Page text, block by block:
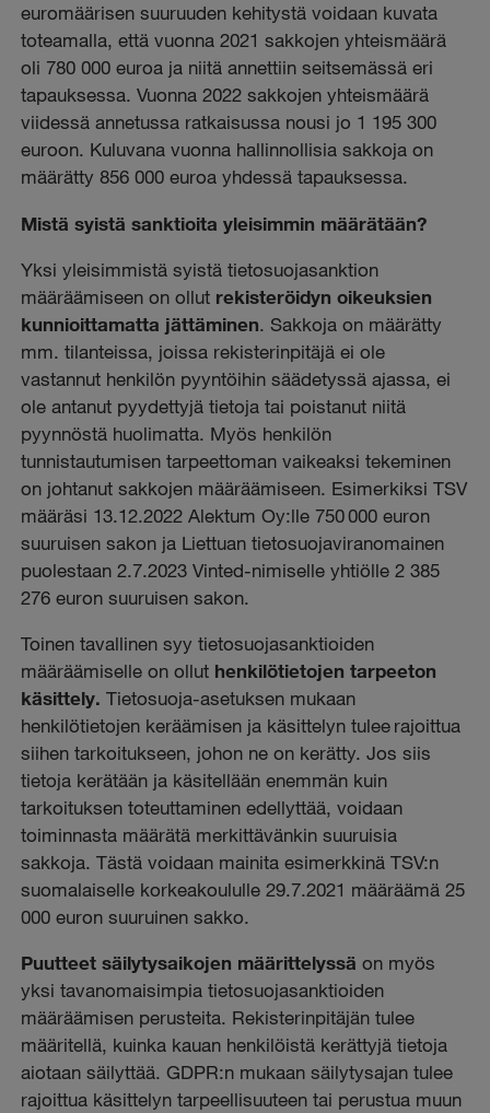
euromäärisen suuruuden kehitystä voidaan kuvata
toteamalla, että vuonna 2021 sakkojen yhteismäärä
oli 780 000 euroa ja niitä annettiin seitsemässä eri
tapauksessa. Vuonna 2022 sakkojen yhteismäärä
viidessä annetussa ratkaisussa nousi jo 1 195 300
euroon. Kuluvana vuonna hallinnollisia sakkoja on
määrätty 856 000 euroa yhdessä tapauksessa.
Mistä syistä sanktioita yleisimmin määrätään?
Yksi yleisimmistä syistä tietosuojasanktion
määräämiseen on ollut rekisteröidyn oikeuksien
kunnioittamatta jättäminen. Sakkoja on määrätty
mm. tilanteissa, joissa rekisterinpitäjä ei ole
vastannut henkilön pyyntöihin säädetyssä ajassa, ei
ole antanut pyydettyjä tietoja tai poistanut niitä
pyynnöstä huolimatta. Myös henkilön
tunnistautumisen tarpeettoman vaikeaksi tekeminen
on johtanut sakkojen määräämiseen. Esimerkiksi TSV
määräsi 13.12.2022 Alektum Oy:lle 750 000 euron
suuruisen sakon ja Liettuan tietosuojaviranomainen
puolestaan 2.7.2023 Vinted-nimiselle yhtiölle 2 385
276 euron suuruisen sakon.
Toinen tavallinen syy tietosuojasanktioiden
määräämiselle on ollut henkilötietojen tarpeeton
käsittely.Tietosuoja-asetuksen mukaan
henkilötietojen keräämisen ja käsittelyn tulee rajoittua
siihen tarkoitukseen, johon ne on kerätty. Jos siis
tietoja kerätään ja käsitellään enemmän kuin
tarkoituksen toteuttaminen edellyttää, voidaan
toiminnasta määrätä merkittävänkin suuruisia
sakkoja. Tästä voidaan mainita esimerkkinä TSV:n
suomalaiselle korkeakoululle 29.7.2021 määräämä 25
000 euron suuruinen sakko.
Puutteet säilytysaikojen määrittelyssäon myös
yksi tavanomaisimpia tietosuojasanktioiden
määräämisen perusteita. Rekisterinpitäjän tulee
määritellä, kuinka kauan henkilöistä kerättyjä tietoja
aiotaan säilyttää. GDPR:n mukaan säilytysajan tulee
rajoittua käsittelyn tarpeellisuuteen tai perustua muun